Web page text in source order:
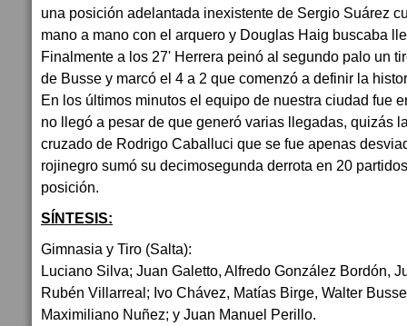
una posición adelantada inexistente de Sergio Suárez
mano a mano con el arquero y Douglas Haig buscaba
Finalmente a los 27' Herrera peinó al segundo palo un
de Busse y marcó el 4 a 2 que comenzó a definir la
En los últimos minutos el equipo de nuestra ciudad fue
no llegó a pesar de que generó varias llegadas, quizás
cruzado de Rodrigo Caballuci que se fue apenas
rojinegro sumó su decimosegunda derrota en 20
posición.
SÍNTESIS:
Gimnasia y Tiro (Salta):
Luciano Silva; Juan Galetto, Alfredo González Bordón,
Rubén Villarreal; Ivo Chávez, Matías Birge, Walter
Maximiliano Nuñez; y Juan Manuel Perillo.